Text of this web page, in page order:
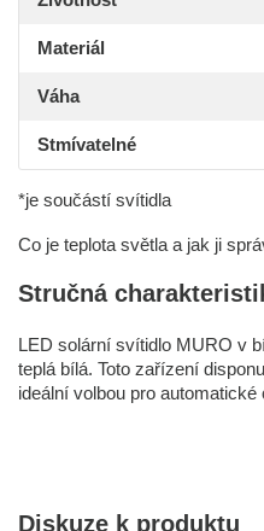
Materiál
Váha
Stmívatelné
*je součástí svítidla
Co je teplota světla a jak ji
Stručná
LED solární svítidlo MURO v
teplá bílá. Toto zařízení
ideální volbou pro
Diskuze k produktu